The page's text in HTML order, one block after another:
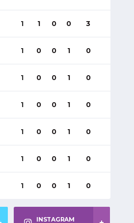
1 1 0 0 3
1 0 0 1 0
1 0 0 1 0
1 0 0 1 0
1 0 0 1 0
1 0 0 1 0
1 0 0 1 0
INSTAGRAM